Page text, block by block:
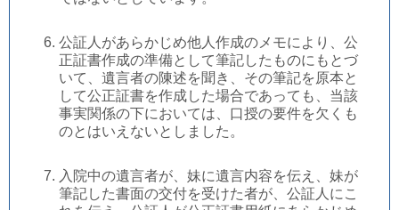
公証人があらかじめ他人作成のメモにより、公
正証書作成の準備として筆記したものにもとづ
いて、遺言者の陳述を聞き、その筆記を原本と
して公正証書を作成した場合であっても、当該
事実関係の下においては、口授の要件を欠くも
のとはいえないとしました。
入院中の遺言者が、妹に遺言内容を伝え、妹が
筆記した書面の交付を受けた者が、公証人にこ